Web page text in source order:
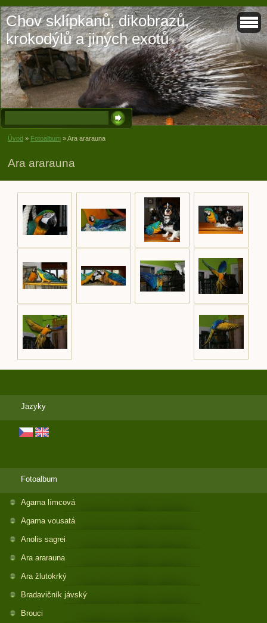
Chov sklípkanů, dikobrazů,
krokodýlů a jiných exotů
Úvod » Fotoalbum »Ara ararauna
Ara ararauna
Jazyky
Fotoalbum
Agama límcová
Agama vousatá
Anolis sagrei
Ara ararauna
Ara žlutokrký
Bradavičník jávský
Brouci